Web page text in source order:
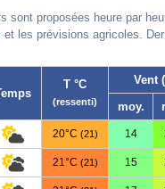
sont proposées heure par
et les prévisions agricoles.
T °C
(ressenti)
Vent
moy.
20°C (21) 14
21°C (21) 15